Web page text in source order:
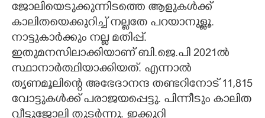
ജോലിയെടുക്കുന്നിടത്തെ ആളുകൾക്ക്
കാലിതയെക്കുറിച്ച് നല്ലതേ പറയാനുള്ളൂ.
നാട്ടുകാർക്കും നല്ല മതിപ്പ്.
ഇതുമനസിലാക്കിയാണ് ബി.ജെ.പി 2021ൽ
സ്ഥാനാർത്ഥിയാക്കിയത്. എന്നാൽ
തൃണമൂലിന്റെ അഭേദാനന്ദ തണ്ടറിനോട് 11,815
വോട്ടുകൾക്ക് പരാജയപ്പെട്ടു. പിന്നീടും കാലിത